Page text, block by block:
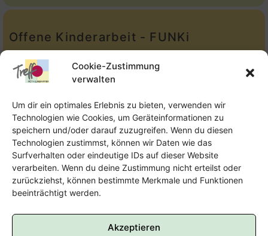
Cookie-Zustimmung
verwalten
Um dir ein optimales Erlebnis zu bieten, verwenden wir
Technologien wie Cookies, um Geräteinformationen zu
speichern und/oder darauf zuzugreifen. Wenn du diesen
Technologien zustimmst, können wir Daten wie das
Surfverhalten oder eindeutige IDs auf dieser Website
verarbeiten. Wenn du deine Zustimmung nicht erteilst oder
zurückziehst, können bestimmte Merkmale und Funktionen
beeinträchtigt werden.
Akzeptieren
Offene Kinderarbeit - FUNKi
Tel.:Telefon: 09131-610749
E-Mail:oka@treffpunkt-roethelheimpark.de
Offene Jugendarbeit - Easthouse
Tel:
09131–302259
E-Mail:oja@treffpunkt-roethelheimpark.de